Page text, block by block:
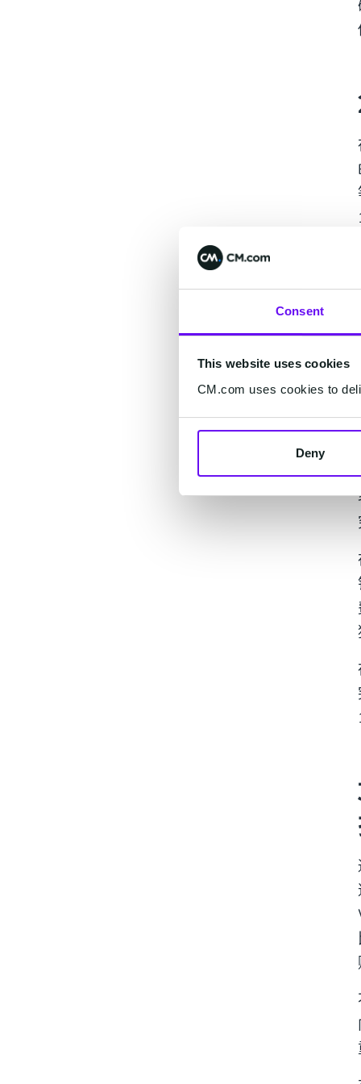
Consent
This website uses cookies
CM.com uses cookies to
Deny